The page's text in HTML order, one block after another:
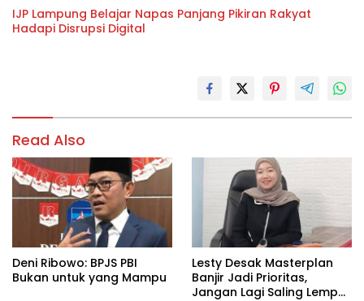
IJP Lampung Belajar Napas Panjang Pikiran Rakyat
Hadapi Disrupsi Digital
Read Also
Deni Ribowo: BPJS PBI
Bukan untuk yang Mampu
Lesty Desak Masterplan
Banjir Jadi Prioritas,
Jangan Lagi Saling Lempar